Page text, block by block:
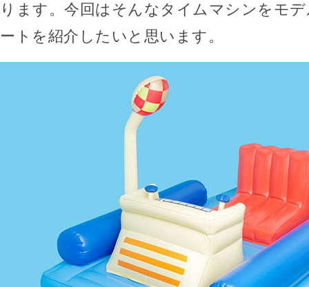
ります。今回はそんなタイムマシンをモ
ートを紹介したいと思います。